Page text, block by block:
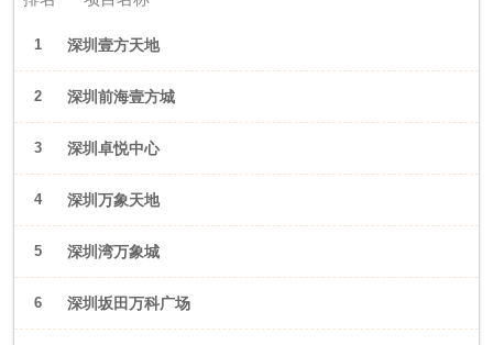
1 深圳壹方天地
2 深圳前海壹方城
3 深圳卓悦中心
4 深圳万象天地
5 深圳湾万象城
6 深圳坂田万科广场